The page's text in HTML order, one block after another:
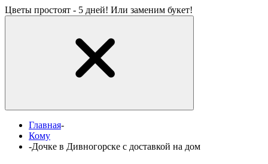
Цветы простоят - 5 дней! Или заменим букет!
Главная-
Кому
-Дочке в Дивногорске с доставкой на дом